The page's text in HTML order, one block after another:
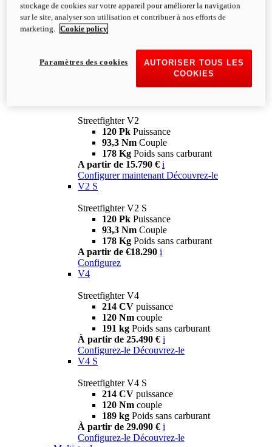
Streetfighter V2
120 Pk Puissance
93,3 Nm Couple
178 Kg Poids sans carburant
A partir de 15.790 € i
Configurer maintenant Découvrez-le
V2 S
Streetfighter V2 S
120 Pk Puissance
93,3 Nm Couple
178 Kg Poids sans carburant
A partir de €18.290 i
Configurez
V4
Streetfighter V4
214 CV puissance
120 Nm couple
191 kg Poids sans carburant
À partir de 25.490 € i
Configurez-le Découvrez-le
V4 S
Streetfighter V4 S
214 CV puissance
120 Nm couple
189 kg Poids sans carburant
À partir de 29.090 € i
Configurez-le Découvrez-le
stockage de cookies sur votre appareil pour améliorer la navigation
sur le site, analyser son utilisation et contribuer à nos efforts de
marketing.
Cookie policy
AUTORISER TOUS LES
COOKIES
Paramètres des cookies